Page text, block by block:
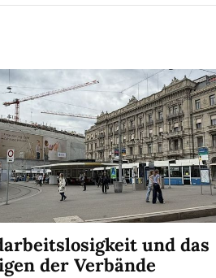
und das
der Verbände